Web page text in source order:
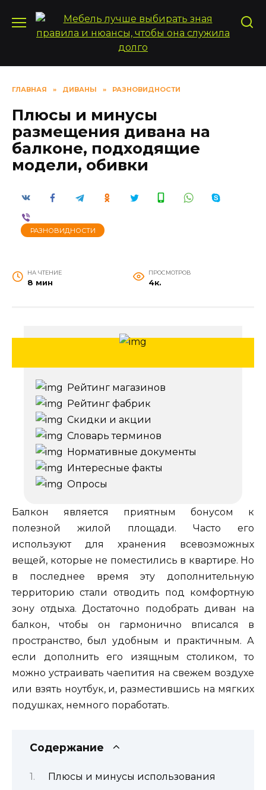
содержанию
ГЛАВНАЯ » ДИВАНЫ » РАЗНОВИДНОСТИ
Плюсы и минусы
размещения дивана на
балконе, подходящие
модели, обивки
РАЗНОВИДНОСТИ
НА ЧТЕНИЕ
8 мин
ПРОСМОТРОВ
4к.
Рейтинг магазинов
Рейтинг фабрик
Скидки и акции
Словарь терминов
Нормативные документы
Интересные факты
Опросы
Балкон является приятным бонусом к
полезной жилой площади. Часто его
используют для хранения всевозможных
вещей, которые не поместились в квартире. Но
в последнее время эту дополнительную
территорию стали отводить под комфортную
зону отдыха. Достаточно подобрать диван на
балкон, чтобы он гармонично вписался в
пространство, был удобным и практичным. А
если дополнить его изящным столиком, то
можно устраивать чаепития на свежем воздухе
или взять ноутбук, и, разместившись на мягких
подушках, немного поработать.
Содержание
Плюсы и минусы использования